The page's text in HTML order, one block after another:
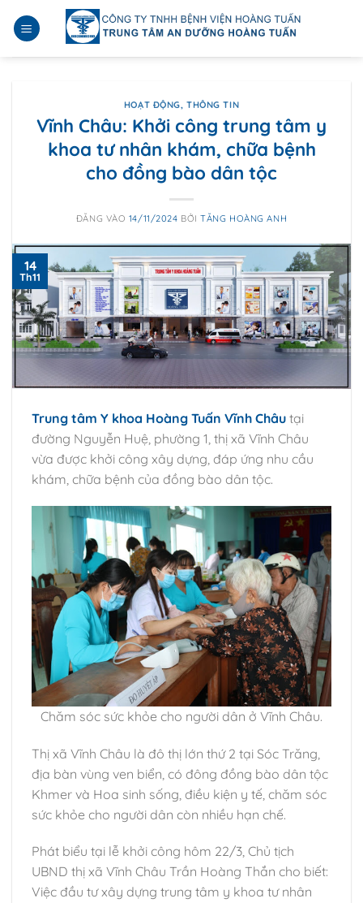
qua
HOẠT ĐỘNG,THÔNG TIN
Vĩnh Châu: Khởi công trung tâm y
khoa tư nhân khám, chữa bệnh
cho đồng bào dân tộc
ĐĂNG VÀO 14/11/2024 BỞITĂNG HOÀNG ANH
14
Th11
Trung tâm Y khoa Hoàng Tuấn Vĩnh Châu tại
đường Nguyễn Huệ, phường 1, thị xã Vĩnh Châu
vừa được khởi công xây dựng, đáp ứng nhu cầu
khám, chữa bệnh của đồng bào dân tộc.
Chăm sóc sức khỏe cho người dân ở Vĩnh Châu.
Thị xã Vĩnh Châu là đô thị lớn thứ 2 tại Sóc Trăng,
địa bàn vùng ven biển, có đông đồng bào dân tộc
Khmer và Hoa sinh sống, điều kiện y tế, chăm sóc
sức khỏe cho người dân còn nhiều hạn chế.
Phát biểu tại lễ khởi công hôm 22/3, Chủ tịch
UBND thị xã Vĩnh Châu Trần Hoàng Thắn cho biết:
Việc đầu tư xây dựng trung tâm y khoa tư nhân